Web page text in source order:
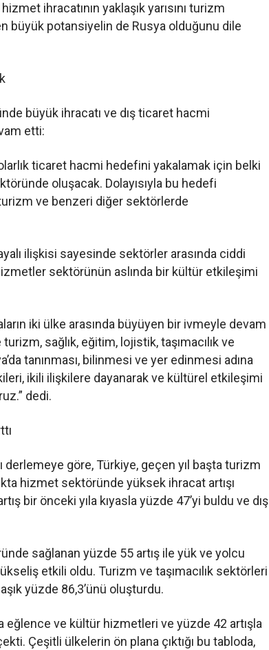
ihracatının yaklaşık yarısını turizm
büyük potansiyelin de Rusya olduğunu dile
büyük ihracatı ve dış ticaret hacmi
etti:
ticaret hacmi hedefini yakalamak için belki
oluşacak. Dolayısıyla bu hedefi
ve benzeri diğer sektörlerde
ilişkisi sayesinde sektörler arasında ciddi
sektörünün aslında bir kültür etkileşimi
iki ülke arasında büyüyen bir ivmeyle devam
sağlık, eğitim, lojistik, taşımacılık ve
tanınması, bilinmesi ve yer edinmesi adına
ikili ilişkilere dayanarak ve kültürel etkileşimi
dedi.
derlemeye göre, Türkiye, geçen yıl başta turizm
hizmet sektöründe yüksek ihracat artışı
bir önceki yıla kıyasla yüzde 47’yi buldu ve dış
sağlanan yüzde 55 artış ile yük ve yolcu
etkili oldu. Turizm ve taşımacılık sektörleri
yüzde 86,3’ünü oluşturdu.
eğlence ve kültür hizmetleri ve yüzde 42 artışla
Çeşitli ülkelerin ön plana çıktığı bu tabloda,